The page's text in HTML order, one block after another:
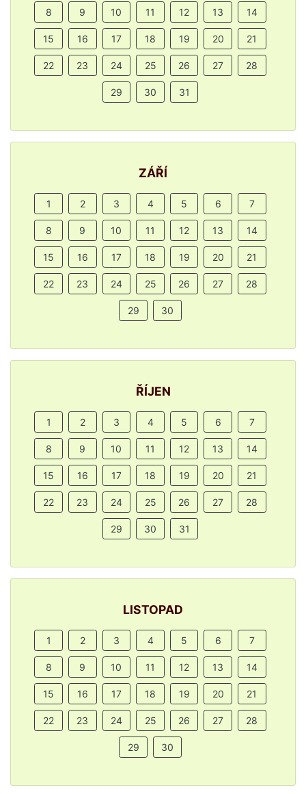
8 9 10 11 12 13 14
15 16 17 18 19 20 21
22 23 24 25 26 27 28
29 30 31
ZÁŘÍ
1 2 3 4 5 6 7
8 9 10 11 12 13 14
15 16 17 18 19 20 21
22 23 24 25 26 27 28
29 30
ŘÍJEN
1 2 3 4 5 6 7
8 9 10 11 12 13 14
15 16 17 18 19 20 21
22 23 24 25 26 27 28
29 30 31
LISTOPAD
1 2 3 4 5 6 7
8 9 10 11 12 13 14
15 16 17 18 19 20 21
22 23 24 25 26 27 28
29 30